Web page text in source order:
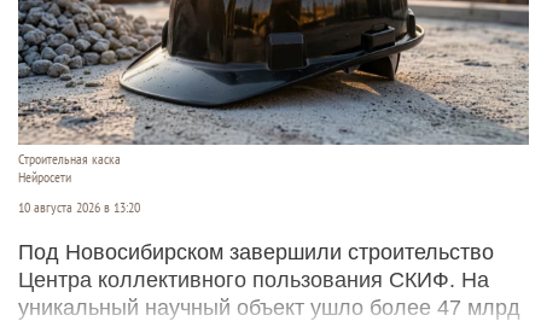
Строительная каска
Нейросети
10 августа 2026 в 13:20
Под Новосибирском завершили строительство
Центра коллективного пользования СКИФ. На
уникальный научный объект ушло более 47 млрд